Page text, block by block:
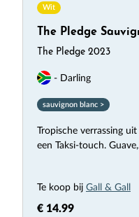
Wit
The Pledge
The Pledge 2023
- Darling
sauvignon blanc >
Tropische verrassing
een Taksi-touch.
Te koop bij Gall & Gall
€ 14.99